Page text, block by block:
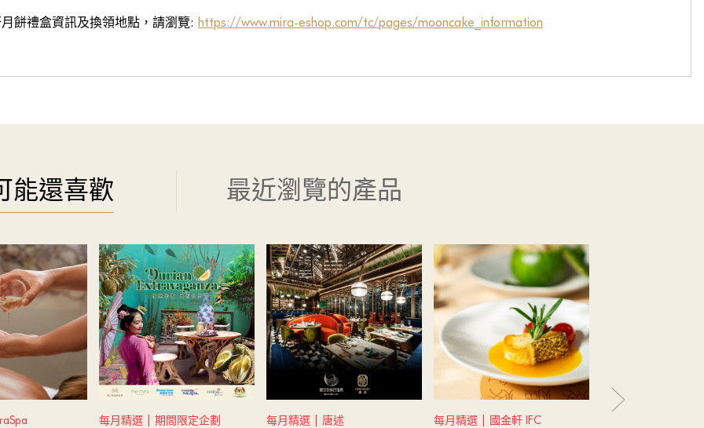
餅禮盒資訊及換領地點，請瀏覽: https://www.mira-eshop.com/tc/pages/mooncake_information
能還喜歡 最近瀏覽的產品
每月精選 | 期間限定企劃 每月精選 | 唐述 每月精選 | 國金軒 IFC